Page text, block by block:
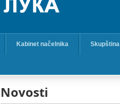
Kabinet načelnika Skupština
Novosti